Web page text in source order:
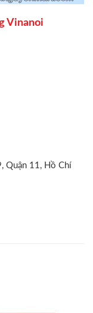
Vinanoi
Quận 11, Hồ Chí